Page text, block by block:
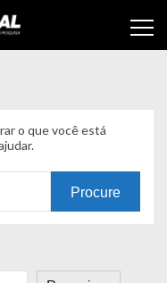
o que você está